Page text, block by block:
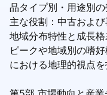
品タイプ別・用途別の
主な役割：中古およ
地域分布特性と成長
ピークや地域別の嗜
における地理的視点を